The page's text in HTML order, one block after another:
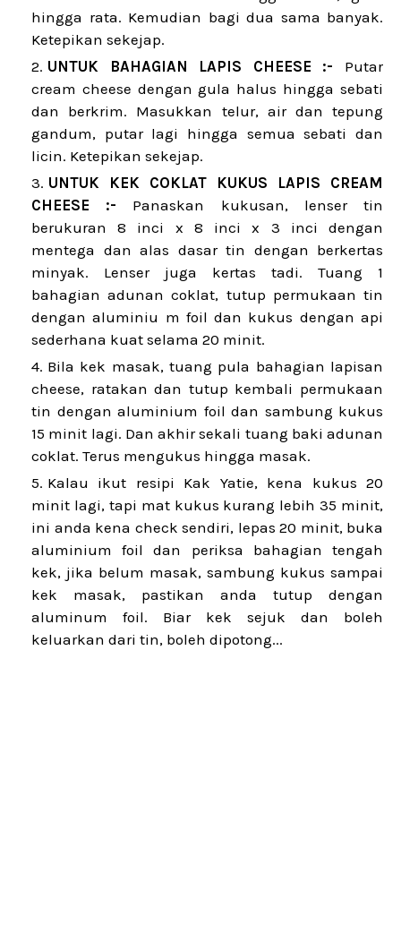
hingga rata. Kemudian bagi dua sama banyak.
Ketepikan sekejap.
UNTUK BAHAGIAN LAPIS CHEESE :- Putar
cream cheese dengan gula halus hingga sebati
dan berkrim. Masukkan telur, air dan tepung
gandum, putar lagi hingga semua sebati dan
licin. Ketepikan sekejap.
UNTUK KEK COKLAT KUKUS LAPIS CREAM
CHEESE :- Panaskan kukusan, lenser tin
berukuran 8 inci x 8 inci x 3 inci dengan
mentega dan alas dasar tin dengan berkertas
minyak. Lenser juga kertas tadi. Tuang 1
bahagian adunan coklat, tutup permukaan tin
dengan aluminiu m foil dan kukus dengan api
sederhana kuat selama 20 minit.
Bila kek masak, tuang pula bahagian lapisan
cheese, ratakan dan tutup kembali permukaan
tin dengan aluminium foil dan sambung kukus
15 minit lagi. Dan akhir sekali tuang baki adunan
coklat. Terus mengukus hingga masak.
Kalau ikut resipi Kak Yatie, kena kukus 20
minit lagi, tapi mat kukus kurang lebih 35 minit,
ini anda kena check sendiri, lepas 20 minit, buka
aluminium foil dan periksa bahagian tengah
kek, jika belum masak, sambung kukus sampai
kek masak, pastikan anda tutup dengan
aluminum foil. Biar kek sejuk dan boleh
keluarkan dari tin, boleh dipotong...